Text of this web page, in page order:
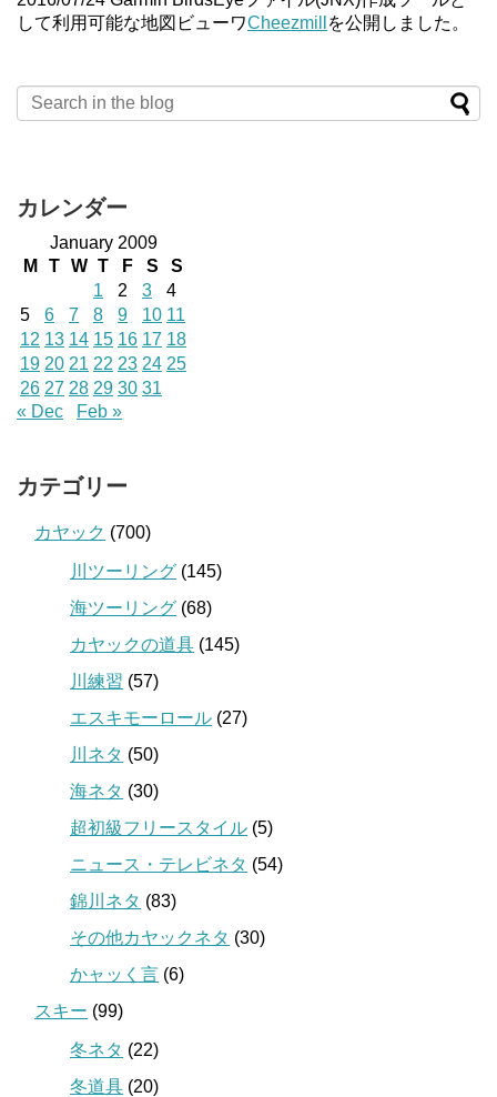
して利用可能な地図ビューワCheezmill を公開しました。
カレンダー
January 2009
M
T W T F S
S
1
2 3
4
5
6 7 8 9 10 11
12 13 14 15 16 17 18
19 20 21 22 23 24 25
26 27 28 29 30 31
« Dec
Feb »
カテゴリー
カヤック (700)
川ツーリング (145)
海ツーリング (68)
カヤックの道具 (145)
川練習 (57)
エスキモーロール (27)
川ネタ (50)
海ネタ (30)
超初級フリースタイル (5)
ニュース・テレビネタ (54)
錦川ネタ (83)
その他カヤックネタ (30)
かャッく言 (6)
スキー (99)
冬ネタ (22)
冬道具 (20)